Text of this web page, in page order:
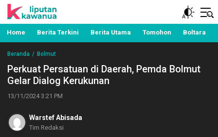
Liputan Kawanua
Berita Manado, Sulawesi Utara, Kawanua, Politik,
Pemerintahan, Hukum Kriminal dan Nasional
Home Berita Terkini Berita Utama Tomohon Boltara
Beranda Bolmut
Perkuat Persatuan di Daerah, Pemda Bolmut
Gelar Dialog Kerukunan
13/11/2024 3:21 PM
Warstef Abisada
Tim Redaksi